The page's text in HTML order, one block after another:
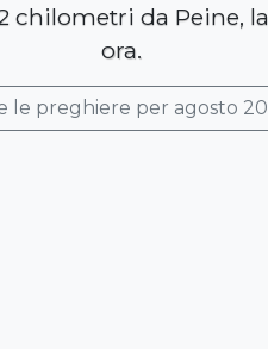
chilometri da Peine,
ora.
le preghiere per agosto